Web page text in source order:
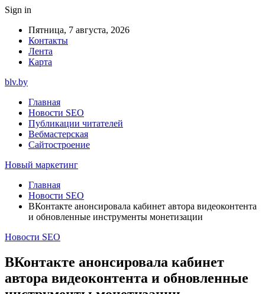
Sign in
Пятница, 7 августа, 2026
Контакты
Лента
Карта
blv.by
Главная
Новости SEO
Публикации читателей
Вебмастерская
Сайтостроение
Новый маркетинг
Главная
Новости SEO
ВКонтакте анонсировала кабинет автора видеоконтента
и обновленные инструменты монетизации
Новости SEO
ВКонтакте анонсировала кабинет
автора видеоконтента и обновленные